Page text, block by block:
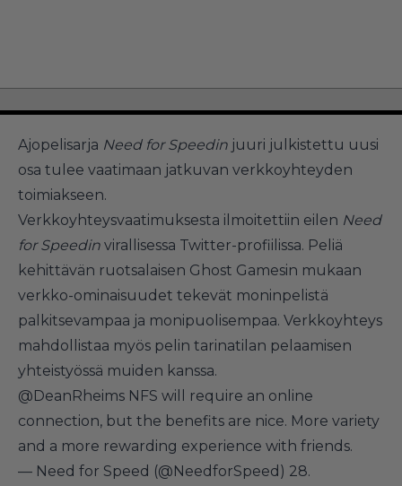
Ajopelisarja Need for Speedin juuri julkistettu uusi
osa tulee vaatimaan jatkuvan verkkoyhteyden
toimiakseen.
Verkkoyhteysvaatimuksesta ilmoitettiin eilen Need
for Speedin virallisessa Twitter-profiilissa. Peliä
kehittävän ruotsalaisen Ghost Gamesin mukaan
verkko-ominaisuudet tekevät moninpelistä
palkitsevampaa ja monipuolisempaa. Verkkoyhteys
mahdollistaa myös pelin tarinatilan pelaamisen
yhteistyössä muiden kanssa.
@DeanRheims NFS will require an online
connection, but the benefits are nice. More variety
and a more rewarding experience with friends.
— Need for Speed (@NeedforSpeed) 28.